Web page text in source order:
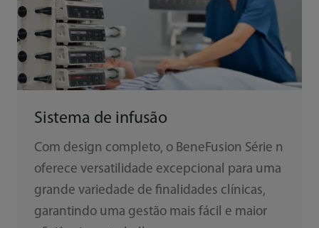
Sistema de infusão
Com design completo, o BeneFusion Série n
oferece versatilidade excepcional para uma
grande variedade de finalidades clínicas,
garantindo uma gestão mais fácil e maior